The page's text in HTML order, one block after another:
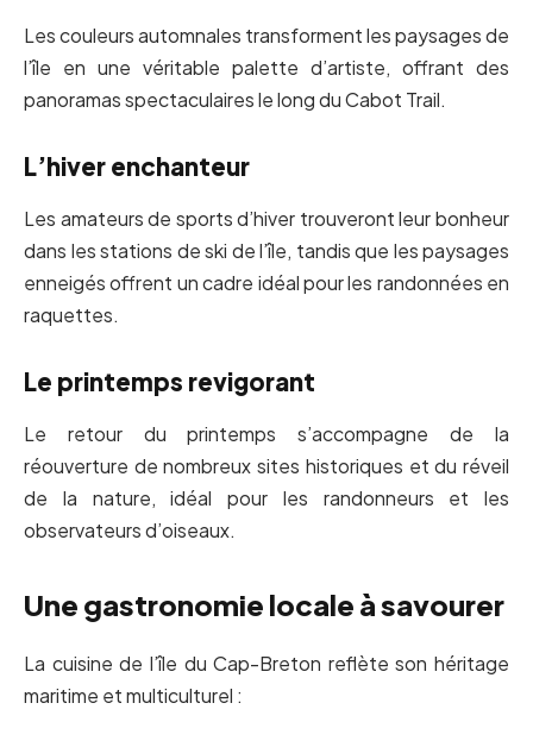
Les couleurs automnales transforment les paysages de
l’île en une véritable palette d’artiste, offrant des
panoramas spectaculaires le long du Cabot Trail.
L’hiver enchanteur
Les amateurs de sports d’hiver trouveront leur bonheur
dans les stations de ski de l’île, tandis que les paysages
enneigés offrent un cadre idéal pour les randonnées en
raquettes.
Le printemps revigorant
Le retour du printemps s’accompagne de la
réouverture de nombreux sites historiques et du réveil
de la nature, idéal pour les randonneurs et les
observateurs d’oiseaux.
Une gastronomie locale à savourer
La cuisine de l’île du Cap-Breton reflète son héritage
maritime et multiculturel :